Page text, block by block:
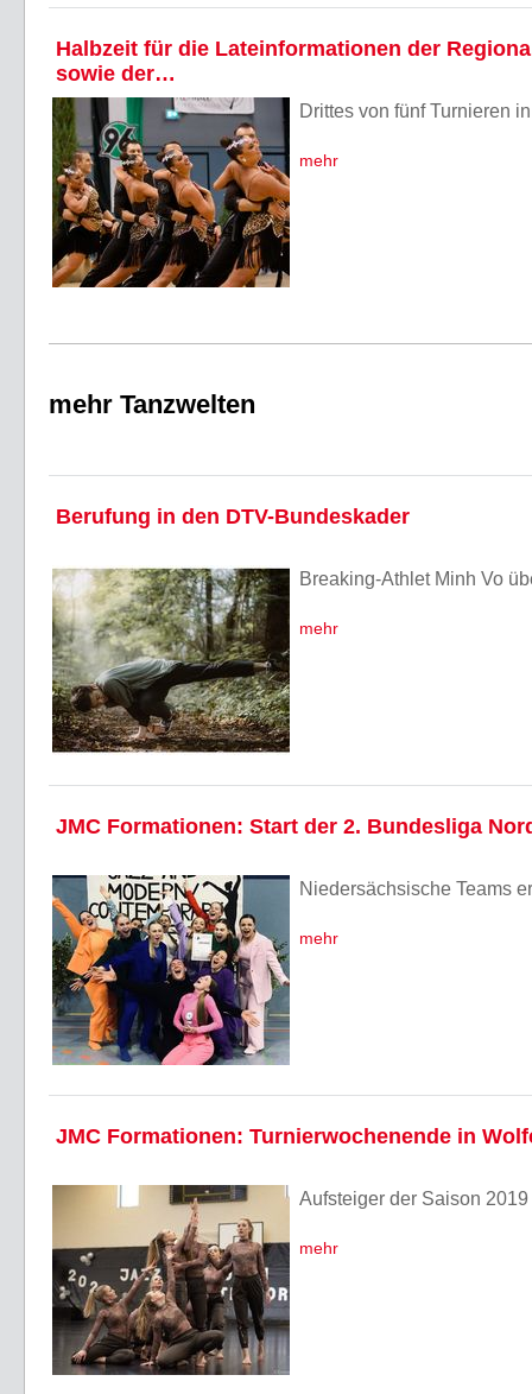
Halbzeit für die Lateinformationen der
sowie der…
Drittes von fünf Turnieren
mehr
mehr Tanzwelten
Berufung in den DTV-Bundeskader
Breaking-Athlet Minh Vo
mehr
JMC Formationen: Start der 2. Bundesliga
Niedersächsische Teams
mehr
JMC Formationen: Turnierwochenende in
Aufsteiger der Saison
mehr